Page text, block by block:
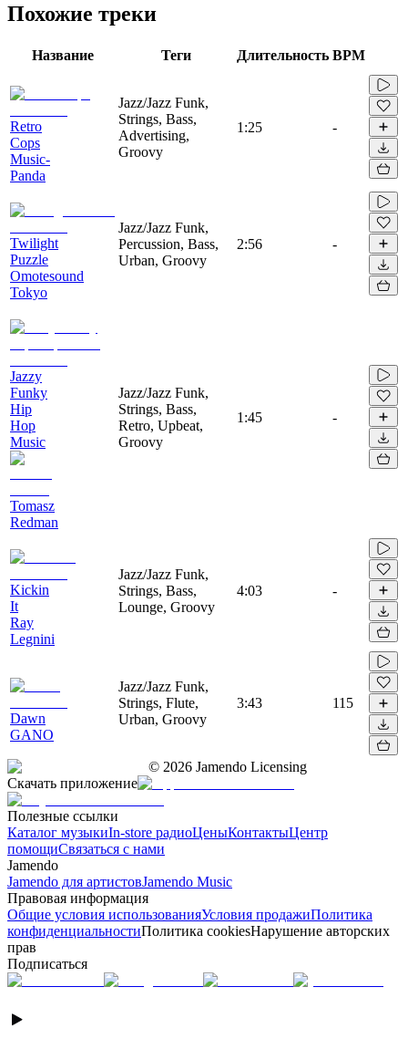
Похожие треки
Название Теги Длительность BPM
Retro
Cops
Music-
Panda
Jazz/Jazz Funk,
Strings, Bass,
Advertising,
Groovy
1:25 -
Twilight
Puzzle
Omotesound
Tokyo
Jazz/Jazz Funk,
Percussion, Bass,
Urban, Groovy
2:56 -
Jazzy
Funky
Hip
Hop
Music
Tomasz
Redman
Jazz/Jazz Funk,
Strings, Bass,
Retro, Upbeat,
Groovy
1:45 -
Kickin
It
Ray
Legnini
Jazz/Jazz Funk,
Strings, Bass,
Lounge, Groovy
4:03 -
Dawn
GANO
Jazz/Jazz Funk,
Strings, Flute,
Urban, Groovy
3:43 115
© 2026 Jamendo Licensing
Скачать приложение
Полезные ссылки
Каталог музыкиIn-store радиоЦеныКонтактыЦентр
помощиСвязаться с нами
Jamendo
Jamendo для артистовJamendo Music
Правовая информация
Общие условия использованияУсловия продажиПолитика
конфиденциальностиПолитика cookiesНарушение авторских
прав
Подписаться